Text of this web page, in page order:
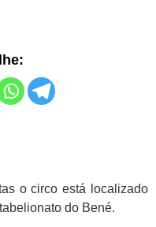
o circo está localizado
do Bené.